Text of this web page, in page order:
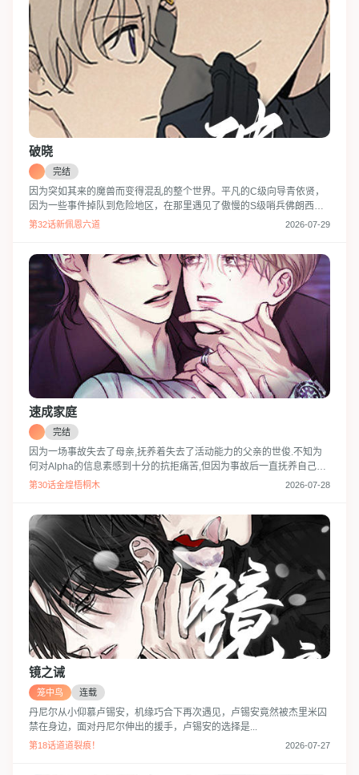
破晓
完结
因为突如其来的魔兽而变得混乱的整个世界。平凡的C级向导青依贤，
因为一些事件掉队到危险地区，在那里遇见了傲慢的S级哨兵佛朗西斯
韩，“到现在没接吻过？”“没其他办法才一起合作的，麻烦您遵守礼仪！”
第32话新佩恩六道 2026-07-29
速成家庭
完结
因为一场事故失去了母亲,抚养着失去了活动能力的父亲的世俊.不知为
何对Alpha的信息素感到十分的抗拒痛苦,但因为事故后一直抚养自己的
叔叔的恩惠他无法拒绝叔叔的儿子贞元无理的请求每天都在经历痛苦.在
人.”
第30话金煌梧桐木 2026-07-28
镜之诫
笼中鸟 连载
丹尼尔从小仰慕卢锡安，机缘巧合下再次遇见，卢锡安竟然被杰里米囚
禁在身边，面对丹尼尔伸出的援手，卢锡安的选择是...
第18话道道裂痕！ 2026-07-27